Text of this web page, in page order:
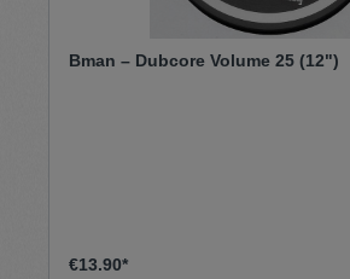
Bman – Dubcore Volume 25 (12")
€13.90*